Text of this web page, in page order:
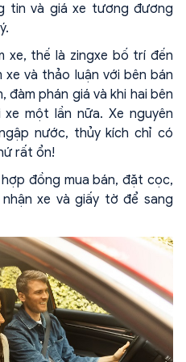
tin và giá xe tương đương
xe, thế là zingxe bố trí đến
xe và thảo luận với bên bán
phán giá và khi hai bên
một lần nữa. Xe nguyên
nước, thủy kích chỉ có
rất ổn!
đồng mua bán, đặt cọc,
xe và giấy tờ để sang